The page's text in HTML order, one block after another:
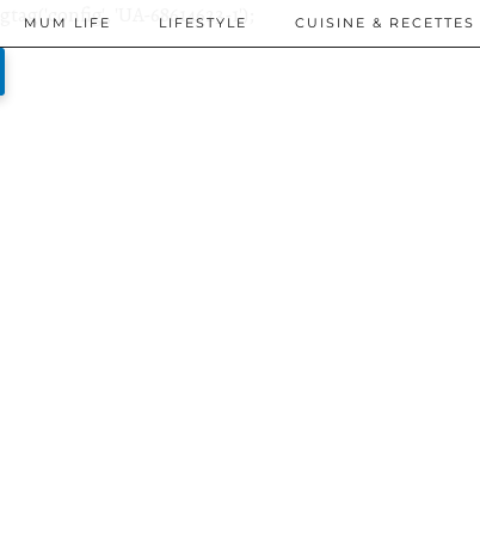
gtag('config', 'UA-68614623-1');
MUM LIFE LIFESTYLE CUISINE & RECETTES